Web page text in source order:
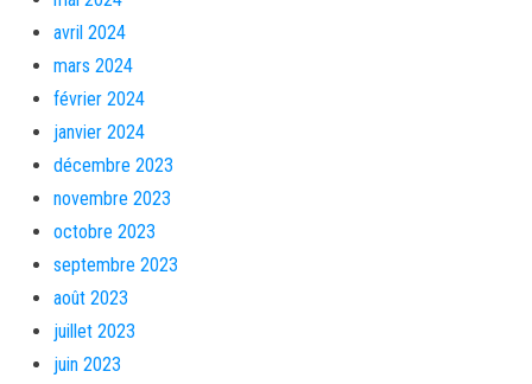
avril 2024
mars 2024
février 2024
janvier 2024
décembre 2023
novembre 2023
octobre 2023
septembre 2023
août 2023
juillet 2023
juin 2023